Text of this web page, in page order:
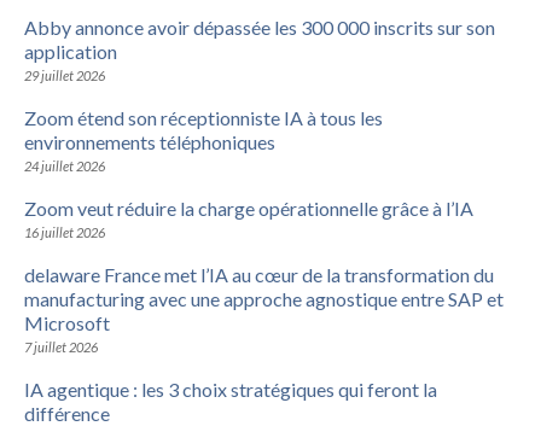
Abby annonce avoir dépassée les 300 000 inscrits sur son
application
29 juillet 2026
Zoom étend son réceptionniste IA à tous les
environnements téléphoniques
24 juillet 2026
Zoom veut réduire la charge opérationnelle grâce à l’IA
16 juillet 2026
delaware France met l’IA au cœur de la transformation du
manufacturing avec une approche agnostique entre SAP et
Microsoft
7 juillet 2026
IA agentique : les 3 choix stratégiques qui feront la
différence